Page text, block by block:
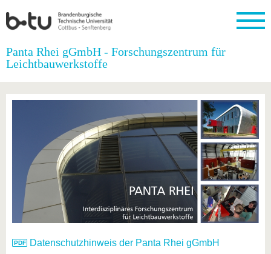
Startseite
Universität
Die BTU
Engagement
Partnerschaften
Strukturwandel
Forschung
Aktuelle
Forschungsprofil
Förderung
Wissenschaftlicher
Nachwuchs
Studium
Studienangebot
Studium
Im
Studium
Nach
International
Internationales
Aus dem
Ausland
an die
BTU
Mit der
BTU ins
Ausland
Für
Studierende
Weiterbildung
Weiterbildungsangebote
Wissenschaftliche
Weiterbildung
Kontakt
Transfer
Akademische
Fachkräfte
Wirtschafts-
und
Gründen
an der
BTU
Innovative
Transferprojekte
Lernen
Unileben
Unsere
Werte
Familie &
Dual
Career
Sport &
BTU &
Region
erleben
Panta Rhei gGmbH - Forschungszentrum für
Leichtbauwerkstoffe
Datenschutzhinweis der Panta Rhei gGmbH